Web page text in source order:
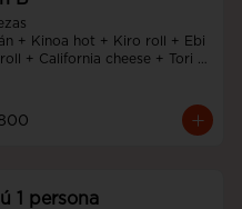
+ Kinoa hot + Kiro roll + Ebi
+ California cheese + Tori
1 persona